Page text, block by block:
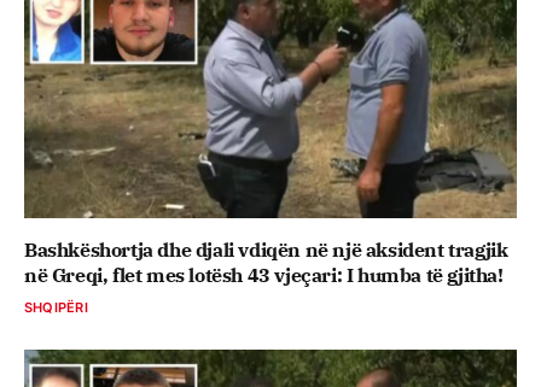
Bashkëshortja dhe djali vdiqën në një aksident tragjik
në Greqi, flet mes lotësh 43 vjeçari: I humba të gjitha!
SHQIPËRI